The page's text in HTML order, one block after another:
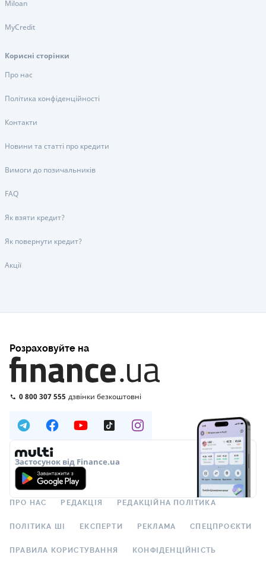
Miloan
MyCredit
Корисні сторінки
Про нас
Політика конфіденційності
Контакти
Новини та статті про кредити
Вимоги до позичальників
FAQ
Як взяти кредит?
Як повернути кредит?
Акції
Розраховуйте на
0 800 307 555 дзвінки безкоштовні
Застосунок від Finance.ua
ПРО НАС РЕДАКЦІЯ РЕДАКЦІЙНА ПОЛІТИКА
ПОЛІТИКА ШІ ЕКСПЕРТИ РЕКЛАМА СПЕЦПРОЄКТИ
ПРАВИЛА КОРИСТУВАННЯ КОНФІДЕНЦІЙНІСТЬ